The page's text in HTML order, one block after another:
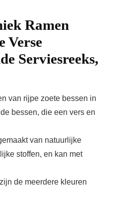
Ramen
Verse
Serviesreeks,
van rijpe zoete bessen in
bessen, die een vers en
van natuurlijke
stoffen, en kan met
de meerdere kleuren